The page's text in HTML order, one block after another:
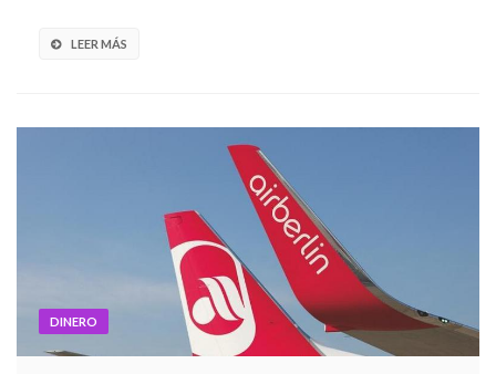
LEER MÁS
DINERO